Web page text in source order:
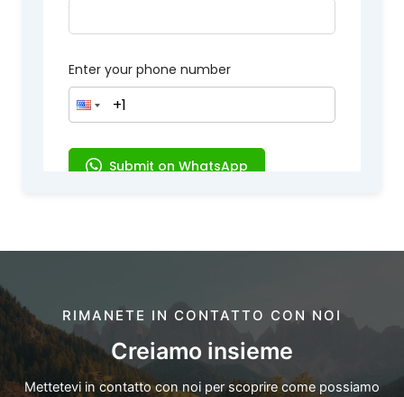
RIMANETE IN CONTATTO CON NOI
Creiamo insieme
Mettetevi in contatto con noi per scoprire come possiamo